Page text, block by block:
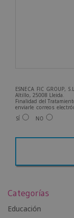
ESNECA FIC GROUP,
Altillo, 25008 Lleida.
Finalidad del
enviarle correos
ofrecidos y otros tipo
Legitimación del
Para más información
SÍ NO
t
e
Categorías
Educación